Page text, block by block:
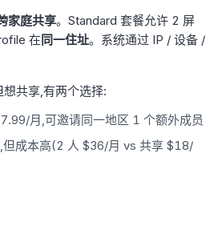
家庭共享。Standard 套餐允许 2 屏
在同一住址。系统通过 IP / 设备 /
共享,有两个选择:
月,可邀请同一地区 1 个额外成员
但成本高(2 人 $36/月 vs 共享 $18/